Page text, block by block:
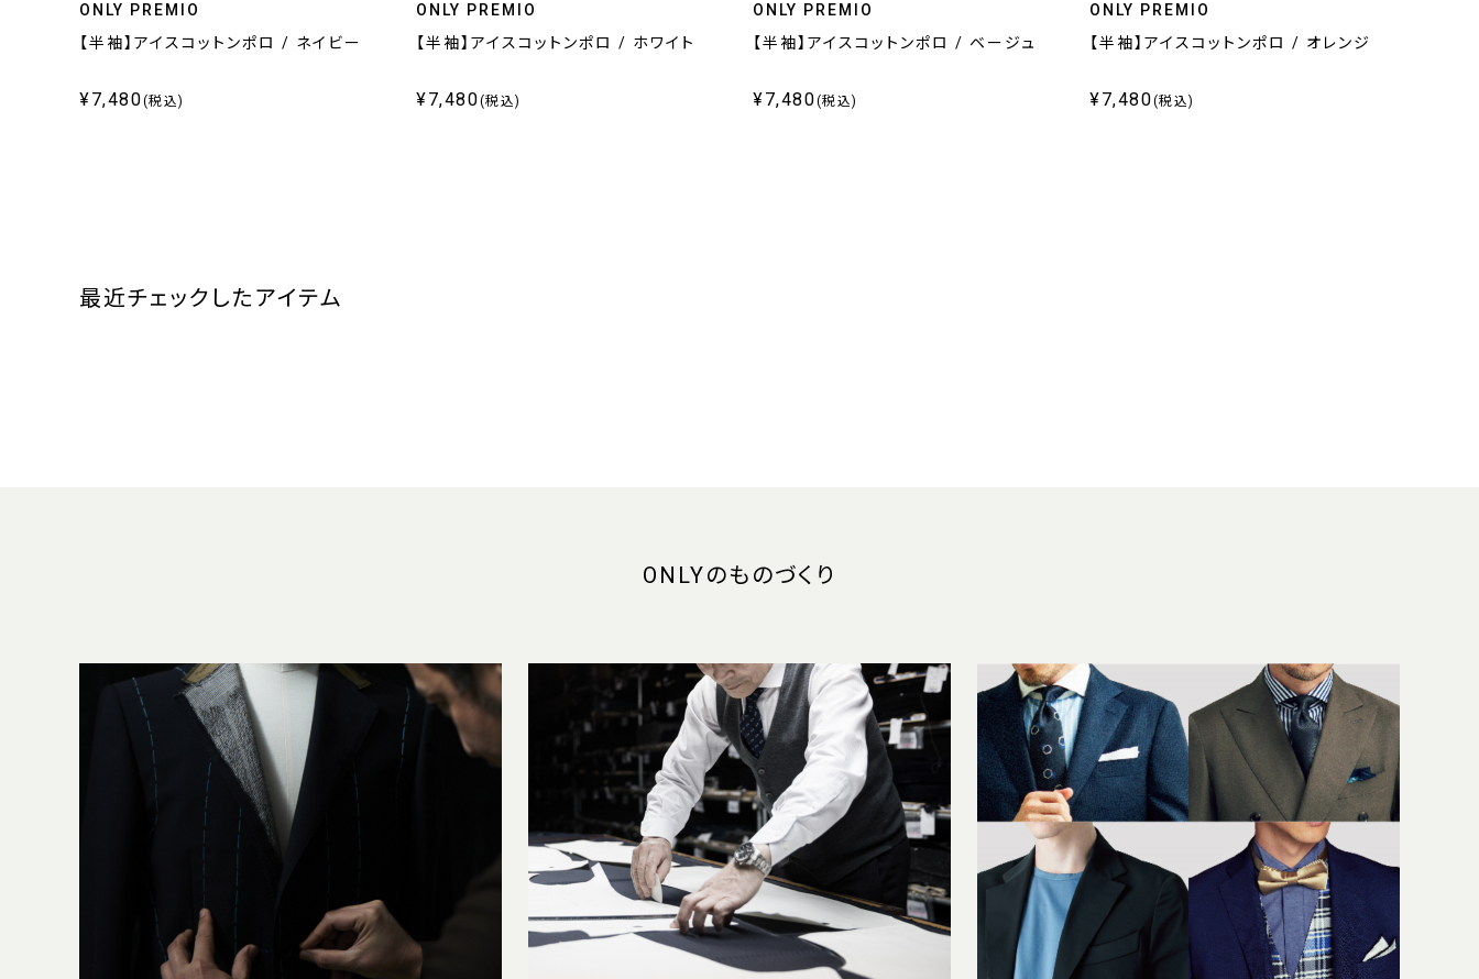
ONLY PREMIO
【半袖】アイスコットンポロ / ネイビー
¥7,480(税込)
ONLY PREMIO
【半袖】アイスコットンポロ / ホワイト
¥7,480(税込)
ONLY PREMIO
【半袖】アイスコットンポロ / ベージュ
¥7,480(税込)
ONLY PREMIO
【半袖】アイスコットンポロ / オレンジ
¥7,480(税込)
最近チェックしたアイテム
ONLYのものづくり